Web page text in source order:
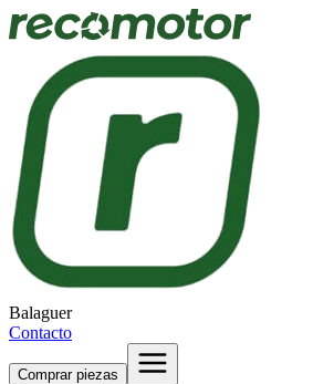
Balaguer
Contacto
Comprar piezas